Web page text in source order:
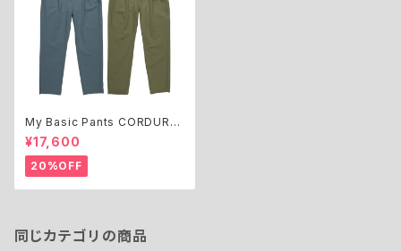
My Basic Pants CORDURA
®4Way Stretch
¥17,600
20%OFF
同じカテゴリの商品